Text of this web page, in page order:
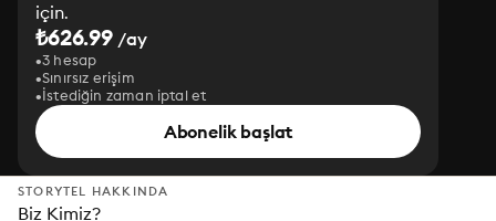
için.
₺626.99 /ay
3 hesap
Sınırsız erişim
İstediğin zaman iptal et
Abonelik başlat
STORYTEL HAKKINDA
Biz Kimiz?